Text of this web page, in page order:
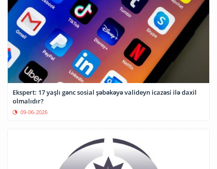
Ekspert: 17 yaşlı gənc sosial şəbəkəyə valideyn icazəsi ilə daxil
olmalıdır?
09-06-2026